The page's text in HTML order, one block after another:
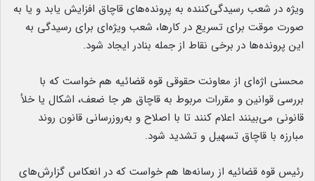
ویژه در شعب رسیدگی‌کننده به پرونده‌های قاچاق افزایش یابد و یا به
صورت موقت برای تسریع در کارها، شعب ویژه‌ای برای رسیدگی به
این پرونده‌ها در برخی نقاط از جمله بنادر ایجاد شود.
محسنی اژه‌ای از معاونت حقوقی قوه قضائیه هم خواست که با
بررسی قوانین و مقررات مربوط به قاچاق هر جا ضعف، اشکال یا خلأ
قانونی می‌بینند اعلام کنند تا با اصلاح و به‌روزرسانی قانون روند
مبارزه با قاچاق تسهیل و تشدید شود.
رئیس قوه قضائیه از رسانه‌ها هم خواست که در انعکاس گزارش‌های